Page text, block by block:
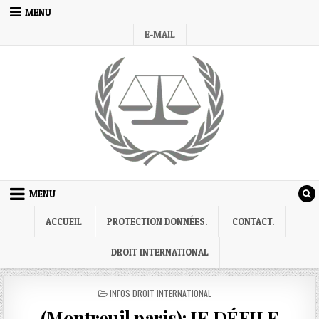
Skip
MENU
E-MAIL
MENU
ACCUEIL PROTECTION DONNÉES. CONTACT.
DROIT INTERNATIONAL
POSTED
INFOS DROIT INTERNATIONAL: